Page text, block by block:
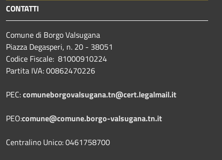
CONTATTI
Comune di Borgo Valsugana
Piazza Degasperi, n. 20 - 38051
Codice Fiscale: 81000910224
Partita IVA: 00862470226
PEC:comuneborgovalsugana.tn@cert.legalmail.it
PEO:comune@comune.borgo-valsugana.tn.it
Centralino Unico: 0461758700